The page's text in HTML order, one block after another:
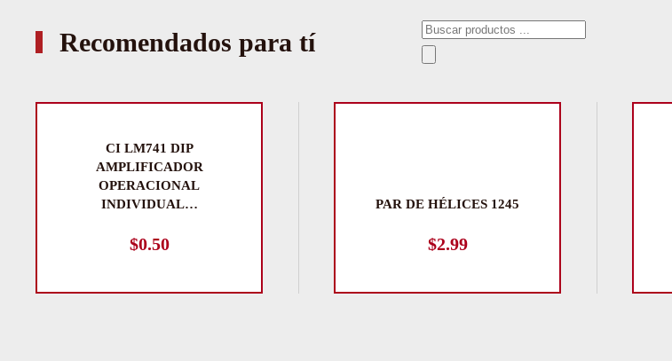
Recomendados para tí
Búsqueda
de
CI LM741 DIP
AMPLIFICADOR
OPERACIONAL
INDIVIDUAL…
$0.50
PAR DE HÉLICES 1245
$2.99